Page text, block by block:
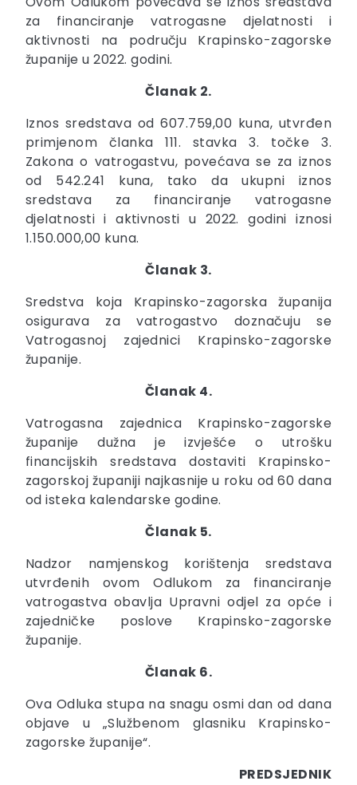
za financiranje vatrogasne djelatnosti i
aktivnosti na području Krapinsko-zagorske
županije u 2022. godini.
Članak 2.
Iznos sredstava od 607.759,00 kuna, utvrđen
primjenom članka 111. stavka 3. točke 3.
Zakona o vatrogastvu, povećava se za iznos
od 542.241 kuna, tako da ukupni iznos
sredstava za financiranje vatrogasne
djelatnosti i aktivnosti u 2022. godini iznosi
1.150.000,00 kuna.
Članak 3.
Sredstva koja Krapinsko-zagorska županija
osigurava za vatrogastvo doznačuju se
Vatrogasnoj zajednici Krapinsko-zagorske
županije.
Članak 4.
Vatrogasna zajednica Krapinsko-zagorske
županije dužna je izvješće o utrošku
financijskih sredstava dostaviti Krapinsko-
zagorskoj županiji najkasnije u roku od 60 dana
od isteka kalendarske godine.
Članak 5.
Nadzor namjenskog korištenja sredstava
utvrđenih ovom Odlukom za financiranje
vatrogastva obavlja Upravni odjel za opće i
zajedničke poslove Krapinsko-zagorske
županije.
Članak 6.
Ova Odluka stupa na snagu osmi dan od dana
objave u „Službenom glasniku Krapinsko-
zagorske županije“.
PREDSJEDNIK